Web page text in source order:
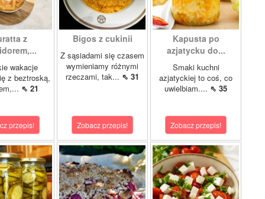
z
wakacje
z beztroską,
⇖ 21
przepis!
Bigos z cukinii
Z sąsiadami się czasem
wymieniamy różnymi
rzeczami, tak... ⇖ 31
Zobacz przepis!
Kapusta po
azjatycku do...
Smaki kuchni
azjatyckiej to coś, co
uwielbiam.... ⇖ 35
Zobacz przepis!